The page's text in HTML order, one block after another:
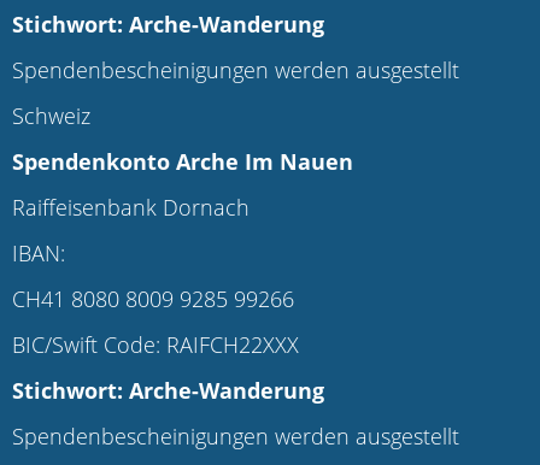
Stichwort: Arche-Wanderung
Spendenbescheinigungen werden ausgestellt
Schweiz
Spendenkonto Arche Im Nauen
Raiffeisenbank Dornach
IBAN:
CH41 8080 8009 9285 99266
BIC/Swift Code: RAIFCH22XXX
Stichwort: Arche-Wanderung
Spendenbescheinigungen werden ausgestellt